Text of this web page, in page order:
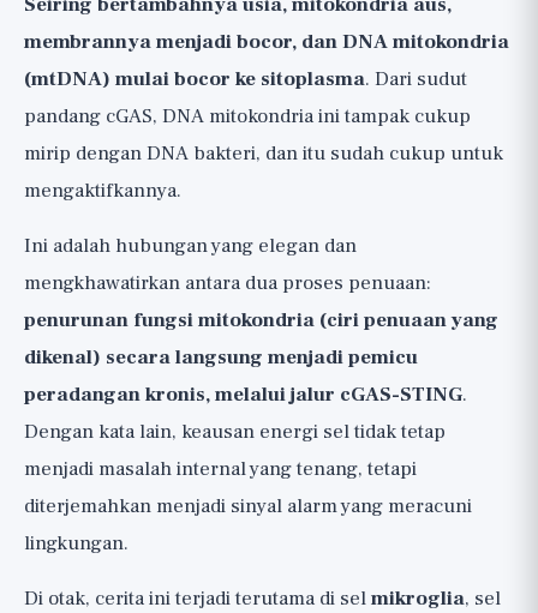
membrannya menjadi bocor, dan DNA mitokondria
(mtDNA) mulai bocor ke sitoplasma. Dari sudut
pandang cGAS, DNA mitokondria ini tampak cukup
mirip dengan DNA bakteri, dan itu sudah cukup untuk
mengaktifkannya.
Ini adalah hubungan yang elegan dan
mengkhawatirkan antara dua proses penuaan:
penurunan fungsi mitokondria (ciri penuaan yang
dikenal) secara langsung menjadi pemicu
peradangan kronis, melalui jalur cGAS-STING.
Dengan kata lain, keausan energi sel tidak tetap
menjadi masalah internal yang tenang, tetapi
diterjemahkan menjadi sinyal alarm yang meracuni
lingkungan.
Di otak, cerita ini terjadi terutama di selmikroglia, sel